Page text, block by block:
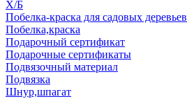
Х/Б
Побелка-краска для садовых деревьев
Побелка,краска
Подарочный сертификат
Подарочные сертификаты
Подвязочный материал
Подвязка
Шнур,шпагат